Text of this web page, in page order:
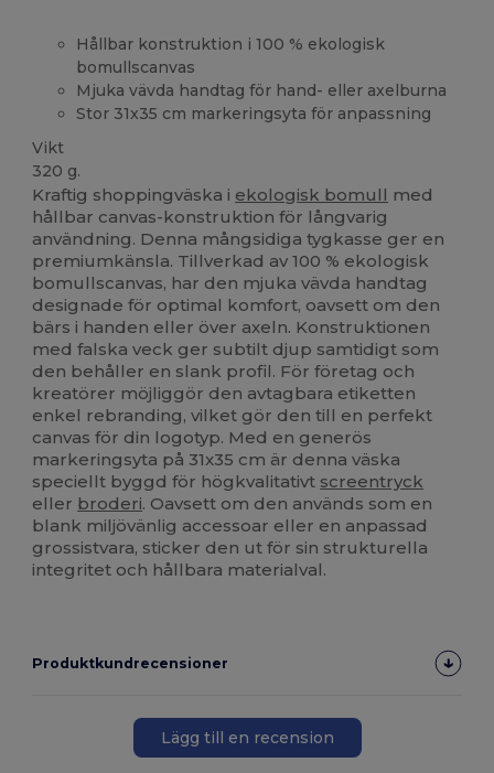
Hållbar konstruktion i 100 % ekologisk
bomullscanvas
Mjuka vävda handtag för hand- eller axelburna
Stor 31x35 cm markeringsyta för anpassning
Vikt
320 g.
Kraftig shoppingväska i ekologisk bomull med
hållbar canvas-konstruktion för långvarig
användning. Denna mångsidiga tygkasse ger en
premiumkänsla. Tillverkad av 100 % ekologisk
bomullscanvas, har den mjuka vävda handtag
designade för optimal komfort, oavsett om den
bärs i handen eller över axeln. Konstruktionen
med falska veck ger subtilt djup samtidigt som
den behåller en slank profil. För företag och
kreatörer möjliggör den avtagbara etiketten
enkel rebranding, vilket gör den till en perfekt
canvas för din logotyp. Med en generös
markeringsyta på 31x35 cm är denna väska
speciellt byggd för högkvalitativt screentryck
eller broderi. Oavsett om den används som en
blank miljövänlig accessoar eller en anpassad
grossistvara, sticker den ut för sin strukturella
integritet och hållbara materialval.
Produktkundrecensioner
Lägg till en recension